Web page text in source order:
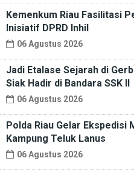
Kemenkum Riau Fasilitasi
Inisiatif DPRD Inhil
06 Agustus 2026
Jadi Etalase Sejarah di
Siak Hadir di Bandara SSK II
06 Agustus 2026
Polda Riau Gelar Ekspedisi
Kampung Teluk Lanus
06 Agustus 2026